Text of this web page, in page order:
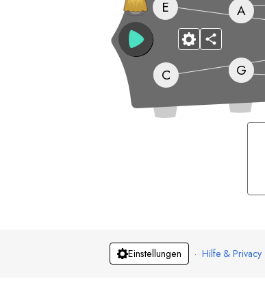
G
C
E
A
Einstellungen · Hilfe & Privacy